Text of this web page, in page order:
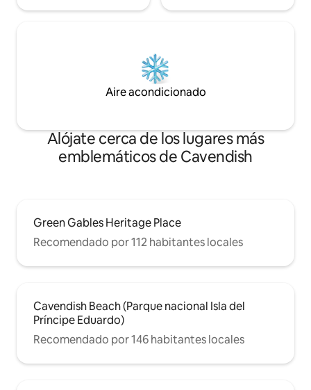
Aire acondicionado
Alójate cerca de los lugares más
emblemáticos de Cavendish
Green Gables Heritage Place
Recomendado por 112 habitantes locales
Cavendish Beach (Parque nacional Isla del
Príncipe Eduardo)
Recomendado por 146 habitantes locales